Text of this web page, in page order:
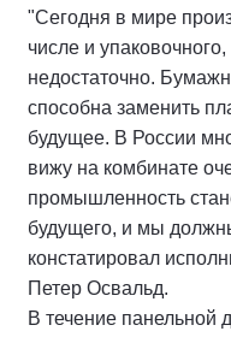
"Сегодня в мире
числе и
недостаточно.
способна заменить
будущее. В России
вижу на комбинате
промышленность
будущего, и мы
констатировал
Петер Освальд.
В течение панельной